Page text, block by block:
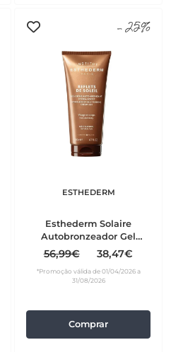
-25%
ESTHEDERM
Esthederm Solaire
Autobronzeador Gel
Creme 200 ml
56,99€ 38,47€
*Promoção válida de 01/04/2026 a
31/08/2026
Comprar